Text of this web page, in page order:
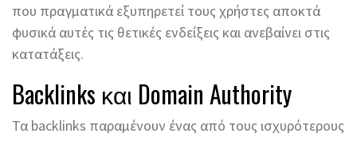
που πραγματικά εξυπηρετεί τους χρήστες αποκτά
φυσικά αυτές τις θετικές ενδείξεις και ανεβαίνει στις
κατατάξεις.
Backlinks και Domain Authority
Τα backlinks παραμένουν ένας από τους ισχυρότερους